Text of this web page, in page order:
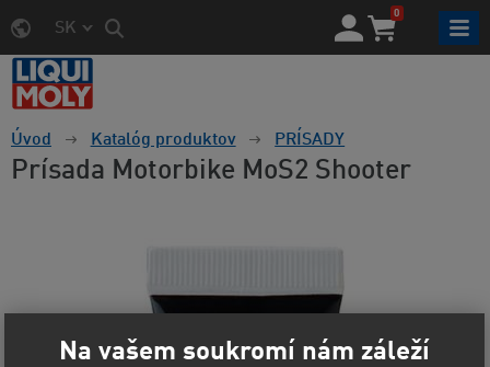
SK
0
Úvod Katalóg produktov PRÍSADY
Prísada Motorbike MoS2 Shooter
Na vašem soukromí nám záleží